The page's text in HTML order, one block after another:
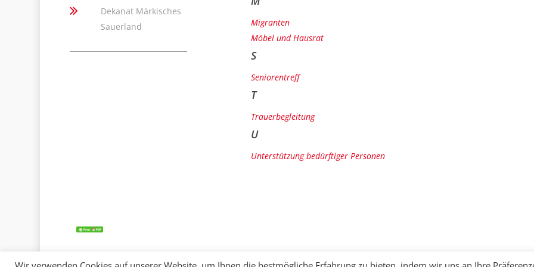
Dekanat Märkisches
Sauerland
Migranten
Möbel und Hausrat
S
Seniorentreff
T
Trauerbegleitung
U
Unterstützung bedürftiger Personen